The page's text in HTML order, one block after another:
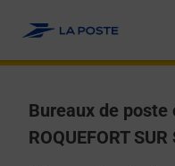
Bureaux de
ROQUEFORT